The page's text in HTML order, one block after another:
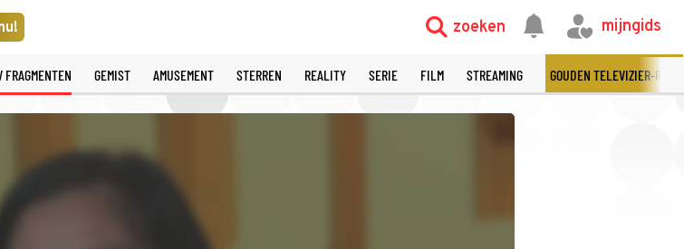
zoeken mijngids
GEMIST AMUSEMENT STERREN REALITY SERIE FILM STREAMING GOUDEN TELEVIZIER-RING